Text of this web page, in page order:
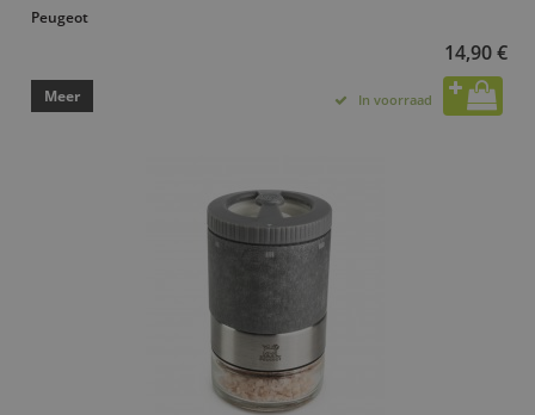
Peugeot
14,90 €
Meer In voorraad